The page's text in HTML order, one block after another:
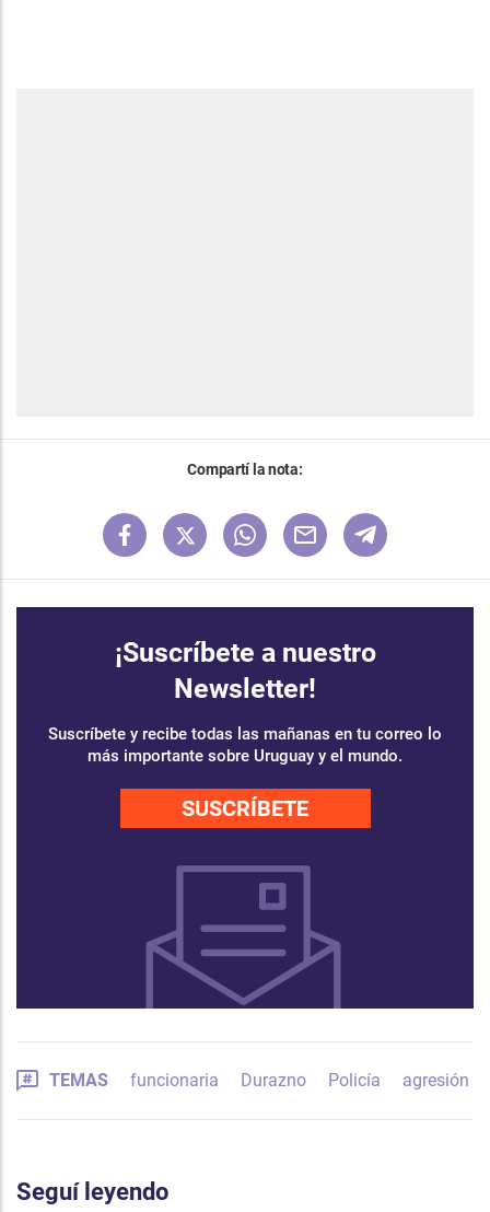
Compartí la nota:
¡Suscríbete a nuestro
Newsletter!
Suscríbete y recibe todas las mañanas en tu correo lo
más importante sobre Uruguay y el mundo.
SUSCRÍBETE
TEMAS funcionaria Durazno Policía agresión
Seguí leyendo